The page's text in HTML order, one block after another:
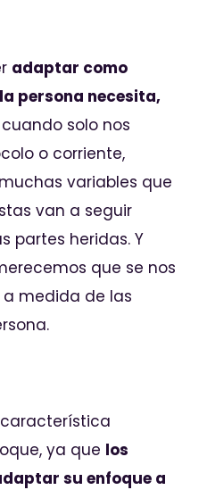
adaptar como
persona necesita,
solo nos
o corriente,
variables que
van a seguir
partes heridas. Y
que se nos
medida de las
ya que los
su enfoque a